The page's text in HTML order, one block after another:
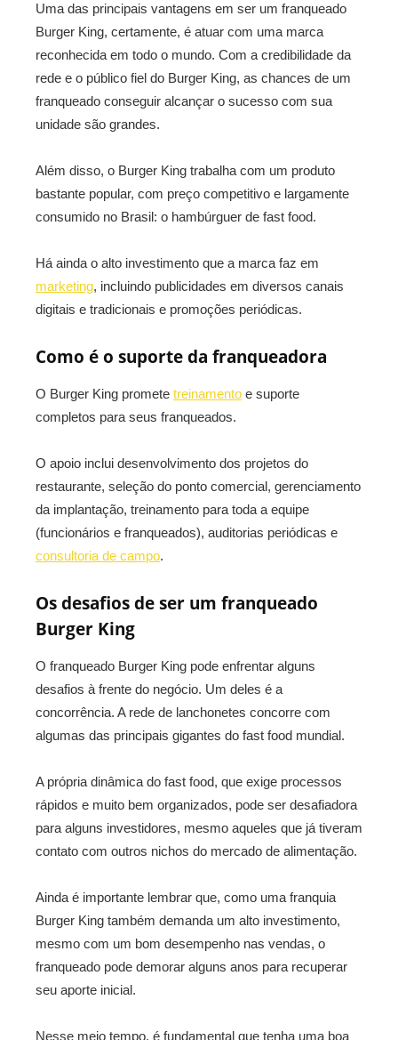
Uma das principais vantagens em ser um franqueado
Burger King, certamente, é atuar com uma marca
reconhecida em todo o mundo. Com a credibilidade da
rede e o público fiel do Burger King, as chances de um
franqueado conseguir alcançar o sucesso com sua
unidade são grandes.
Além disso, o Burger King trabalha com um produto
bastante popular, com preço competitivo e largamente
consumido no Brasil: o hambúrguer de fast food.
Há ainda o alto investimento que a marca faz em
marketing, incluindo publicidades em diversos canais
digitais e tradicionais e promoções periódicas.
Como é o suporte da franqueadora
O Burger King promete treinamento e suporte
completos para seus franqueados.
O apoio inclui desenvolvimento dos projetos do
restaurante, seleção do ponto comercial, gerenciamento
da implantação, treinamento para toda a equipe
(funcionários e franqueados), auditorias periódicas e
consultoria de campo.
Os desafios de ser um franqueado
Burger King
O franqueado Burger King pode enfrentar alguns
desafios à frente do negócio. Um deles é a
concorrência. A rede de lanchonetes concorre com
algumas das principais gigantes do fast food mundial.
A própria dinâmica do fast food, que exige processos
rápidos e muito bem organizados, pode ser desafiadora
para alguns investidores, mesmo aqueles que já tiveram
contato com outros nichos do mercado de alimentação.
Ainda é importante lembrar que, como uma franquia
Burger King também demanda um alto investimento,
mesmo com um bom desempenho nas vendas, o
franqueado pode demorar alguns anos para recuperar
seu aporte inicial.
Nesse meio tempo, é fundamental que tenha uma boa